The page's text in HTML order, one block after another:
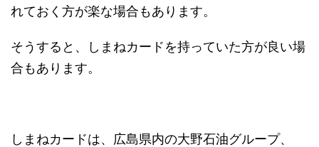
れておく方が楽な場合もあります。
そうすると、しまねカードを持っていた方が良い場
合もあります。
しまねカードは、広島県内の大野石油グループ、